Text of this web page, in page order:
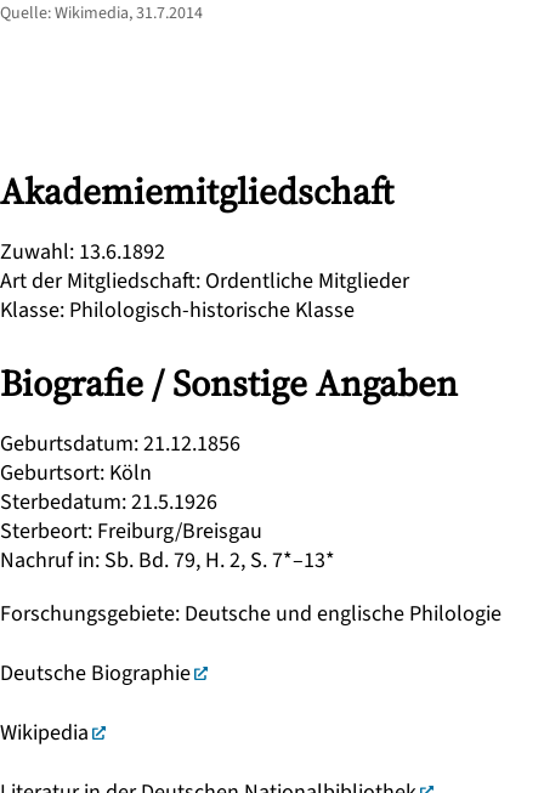
Akademiemitgliedschaft
Zuwahl: 13.6.1892
Art der Mitgliedschaft: Ordentliche Mitglieder
Klasse: Philologisch-historische Klasse
Biografie / Sonstige Angaben
Geburtsdatum:21.12.1856
Geburtsort: Köln
Sterbedatum:21.5.1926
Sterbeort: Freiburg/Breisgau
Nachruf in: Sb. Bd. 79, H. 2, S. 7*–13*
Forschungsgebiete: Deutsche und englische Philologie
Deutsche Biographie
Wikipedia
Quelle: Wikimedia, 31.7.2014